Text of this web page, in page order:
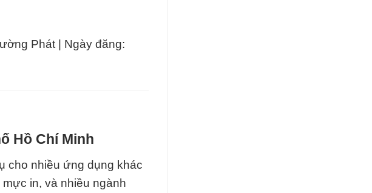
Phát | Ngày đăng:
Hồ Chí Minh
cho nhiều ứng dụng khác
in, và nhiều ngành